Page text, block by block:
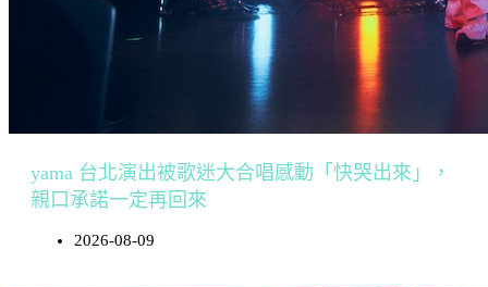
yama 台北演出被歌迷大合唱感動「快哭出來」，
親口承諾一定再回來
2026-08-09